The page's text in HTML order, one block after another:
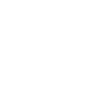
cesaret verir.
“yaşam enerjisi”
yön verdiği